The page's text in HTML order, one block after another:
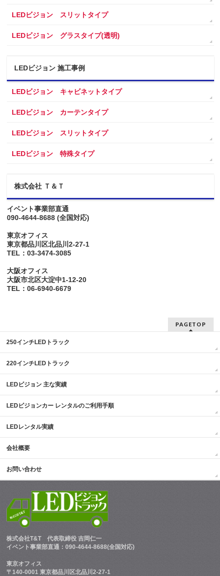
LEDビジョン スリットタイプ
LEDビジョン グラスタイプ(透明)
LEDビジョン 施工事例
LEDビジョン キャビネットタイプ
LEDビジョン カーテンタイプ
LEDビジョン スリットタイプ
LEDビジョン 特殊タイプ
株式会社 Ｔ＆Ｔ
イベント事業部直通
090-4644-8688 (全国対応)
東京オフィス
東京都品川区北品川2-27-1
TEL：03-3474-3085
大阪オフィス
大阪市北区大淀中1-12-20
TEL：06-6940-6679
PAGETOP
250インチLEDトラック
220インチLEDトラック
LEDビジョン 主な実績
LEDビジョンカー レンタルのご利用手順
LEDレンタル実績
会社概要
お問い合わせ
株式会社T&T 代表取締役 吉岡仁一
イベント事業部直通：090-4644-8688(全国対応)
東京オフィス
〒140-0001 東京都品川区北品川2-27-1